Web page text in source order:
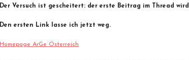
Der Versuch ist gescheitert: der erste Beitrag im Thread
Den ersten Link lasse ich jetzt weg.
Homepage ArGe Österreich